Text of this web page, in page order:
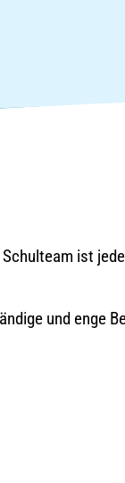
ist
und enge